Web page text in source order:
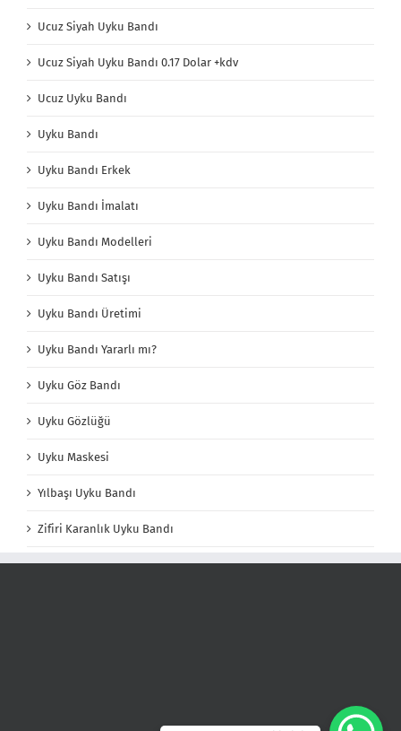
Ucuz Siyah Uyku Bandı
Ucuz Siyah Uyku Bandı 0.17 Dolar +kdv
Ucuz Uyku Bandı
Uyku Bandı
Uyku Bandı Erkek
Uyku Bandı İmalatı
Uyku Bandı Modelleri
Uyku Bandı Satışı
Uyku Bandı Üretimi
Uyku Bandı Yararlı mı?
Uyku Göz Bandı
Uyku Gözlüğü
Uyku Maskesi
Yılbaşı Uyku Bandı
Zifiri Karanlık Uyku Bandı